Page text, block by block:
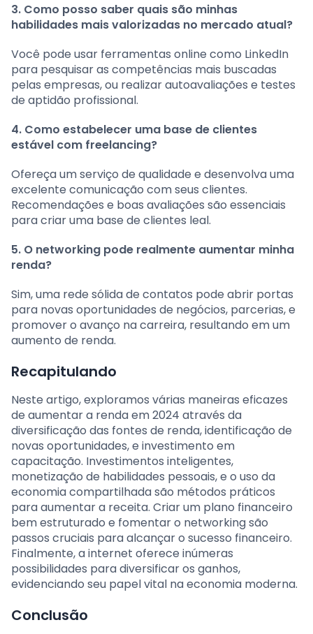
3. Como posso saber quais são minhas
habilidades mais valorizadas no mercado atual?
Você pode usar ferramentas online como LinkedIn
para pesquisar as competências mais buscadas
pelas empresas, ou realizar autoavaliações e testes
de aptidão profissional.
4. Como estabelecer uma base de clientes
estável com freelancing?
Ofereça um serviço de qualidade e desenvolva uma
excelente comunicação com seus clientes.
Recomendações e boas avaliações são essenciais
para criar uma base de clientes leal.
5. O networking pode realmente aumentar minha
renda?
Sim, uma rede sólida de contatos pode abrir portas
para novas oportunidades de negócios, parcerias, e
promover o avanço na carreira, resultando em um
aumento de renda.
Recapitulando
Neste artigo, exploramos várias maneiras eficazes
de aumentar a renda em 2024 através da
diversificação das fontes de renda, identificação de
novas oportunidades, e investimento em
capacitação. Investimentos inteligentes,
monetização de habilidades pessoais, e o uso da
economia compartilhada são métodos práticos
para aumentar a receita. Criar um plano financeiro
bem estruturado e fomentar o networking são
passos cruciais para alcançar o sucesso financeiro.
Finalmente, a internet oferece inúmeras
possibilidades para diversificar os ganhos,
evidenciando seu papel vital na economia moderna.
Conclusão